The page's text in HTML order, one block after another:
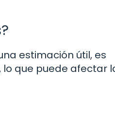
estimación útil, es
que puede afectar